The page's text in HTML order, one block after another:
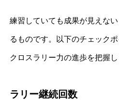
練習していても成果が見えな
るものです。以下のチェック
クロスラリー力の進歩を把握し
ラリー継続回数